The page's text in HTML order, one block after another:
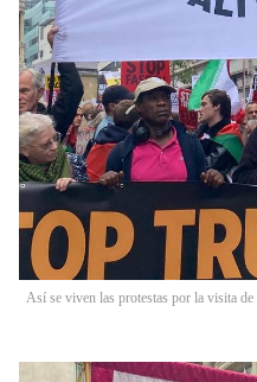
Así se viven las protestas por la visita